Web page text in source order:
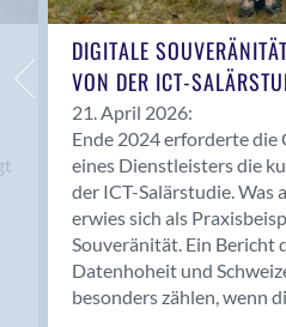
Balzers
Basel
Bassersdorf
Belp
Bendern
Benken (SG)
Bergdietikon
Berlin
Bern
Bern - Liebefeld
DIGITALE
VON DER ICT-
21. April 2026:
Ende 2024 erforderte die
eines Dienstleisters die
der ICT-Salärstudie. Was
erwies sich als
Souveränität. Ein Bericht
Datenhoheit und
besonders zählen, wenn